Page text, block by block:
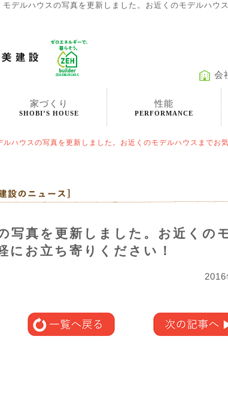
デルハウスの写真を更新しました。お近くのモデルハ
会
家づくり
SHOBI’S HOUSE
性能
PERFORMANCE
ルハウスの写真を更新しました。お近くのモデルハウスまでお
写真を更新しました。お近くの
にお立ち寄りください！
2016